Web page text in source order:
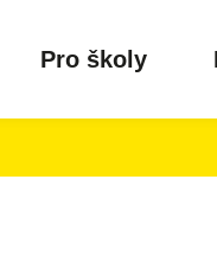
Pro školy